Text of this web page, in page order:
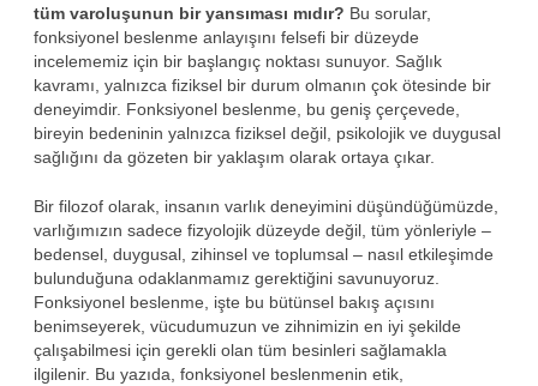
tüm varoluşunun bir yansıması mıdır? Bu sorular,
fonksiyonel beslenme anlayışını felsefi bir düzeyde
incelememiz için bir başlangıç noktası sunuyor. Sağlık
kavramı, yalnızca fiziksel bir durum olmanın çok ötesinde bir
deneyimdir. Fonksiyonel beslenme, bu geniş çerçevede,
bireyin bedeninin yalnızca fiziksel değil, psikolojik ve duygusal
sağlığını da gözeten bir yaklaşım olarak ortaya çıkar.
Bir filozof olarak, insanın varlık deneyimini düşündüğümüzde,
varlığımızın sadece fizyolojik düzeyde değil, tüm yönleriyle –
bedensel, duygusal, zihinsel ve toplumsal – nasıl etkileşimde
bulunduğuna odaklanmamız gerektiğini savunuyoruz.
Fonksiyonel beslenme, işte bu bütünsel bakış açısını
benimseyerek, vücudumuzun ve zihnimizin en iyi şekilde
çalışabilmesi için gerekli olan tüm besinleri sağlamakla
ilgilenir. Bu yazıda, fonksiyonel beslenmenin etik,